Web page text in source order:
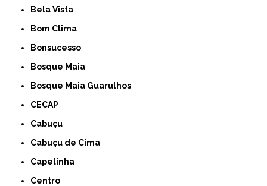
Bela Vista
Bom Clima
Bonsucesso
Bosque Maia
Bosque Maia Guarulhos
CECAP
Cabuçu
Cabuçu de Cima
Capelinha
Centro